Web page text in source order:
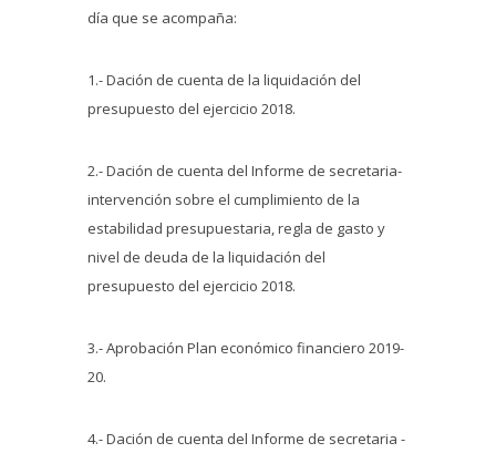
día que se acompaña:
1.- Dación de cuenta de la liquidación del
presupuesto del ejercicio 2018.
2.- Dación de cuenta del Informe de secretaria-
intervención sobre el cumplimiento de la
estabilidad presupuestaria, regla de gasto y
nivel de deuda de la liquidación del
presupuesto del ejercicio 2018.
3.- Aprobación Plan económico financiero 2019-
20.
4.- Dación de cuenta del Informe de secretaria -